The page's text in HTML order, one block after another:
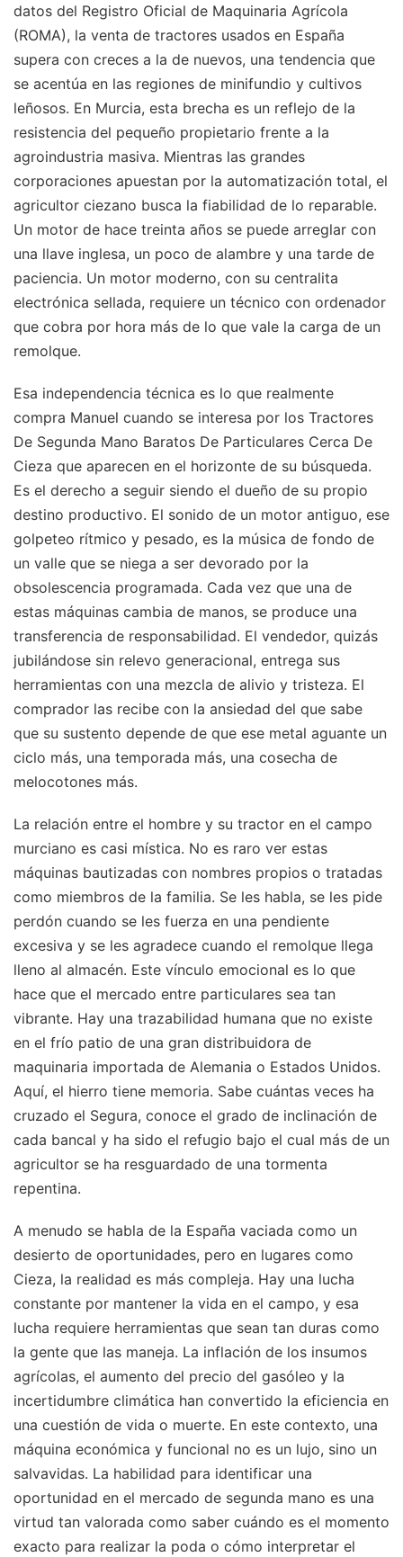
datos del Registro Oficial de Maquinaria Agrícola
(ROMA), la venta de tractores usados en España
supera con creces a la de nuevos, una tendencia que
se acentúa en las regiones de minifundio y cultivos
leñosos. En Murcia, esta brecha es un reflejo de la
resistencia del pequeño propietario frente a la
agroindustria masiva. Mientras las grandes
corporaciones apuestan por la automatización total, el
agricultor ciezano busca la fiabilidad de lo reparable.
Un motor de hace treinta años se puede arreglar con
una llave inglesa, un poco de alambre y una tarde de
paciencia. Un motor moderno, con su centralita
electrónica sellada, requiere un técnico con ordenador
que cobra por hora más de lo que vale la carga de un
remolque.
Esa independencia técnica es lo que realmente
compra Manuel cuando se interesa por los Tractores
De Segunda Mano Baratos De Particulares Cerca De
Cieza que aparecen en el horizonte de su búsqueda.
Es el derecho a seguir siendo el dueño de su propio
destino productivo. El sonido de un motor antiguo, ese
golpeteo rítmico y pesado, es la música de fondo de
un valle que se niega a ser devorado por la
obsolescencia programada. Cada vez que una de
estas máquinas cambia de manos, se produce una
transferencia de responsabilidad. El vendedor, quizás
jubilándose sin relevo generacional, entrega sus
herramientas con una mezcla de alivio y tristeza. El
comprador las recibe con la ansiedad del que sabe
que su sustento depende de que ese metal aguante un
ciclo más, una temporada más, una cosecha de
melocotones más.
La relación entre el hombre y su tractor en el campo
murciano es casi mística. No es raro ver estas
máquinas bautizadas con nombres propios o tratadas
como miembros de la familia. Se les habla, se les pide
perdón cuando se les fuerza en una pendiente
excesiva y se les agradece cuando el remolque llega
lleno al almacén. Este vínculo emocional es lo que
hace que el mercado entre particulares sea tan
vibrante. Hay una trazabilidad humana que no existe
en el frío patio de una gran distribuidora de
maquinaria importada de Alemania o Estados Unidos.
Aquí, el hierro tiene memoria. Sabe cuántas veces ha
cruzado el Segura, conoce el grado de inclinación de
cada bancal y ha sido el refugio bajo el cual más de un
agricultor se ha resguardado de una tormenta
repentina.
A menudo se habla de la España vaciada como un
desierto de oportunidades, pero en lugares como
Cieza, la realidad es más compleja. Hay una lucha
constante por mantener la vida en el campo, y esa
lucha requiere herramientas que sean tan duras como
la gente que las maneja. La inflación de los insumos
agrícolas, el aumento del precio del gasóleo y la
incertidumbre climática han convertido la eficiencia en
una cuestión de vida o muerte. En este contexto, una
máquina económica y funcional no es un lujo, sino un
salvavidas. La habilidad para identificar una
oportunidad en el mercado de segunda mano es una
virtud tan valorada como saber cuándo es el momento
exacto para realizar la poda o cómo interpretar el